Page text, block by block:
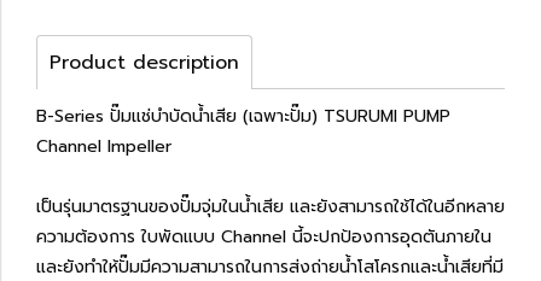
Product description
B-Series ปั๊มแช่บำบัดน้ำเสีย (เฉพาะปั๊ม) TSURUMI PUMP
Channel Impeller
เป็นรุ่นมาตรฐานของปั๊มจุ่มในน้ำเสีย และยังสามารถใช้ได้ในอีกหลาย
ความต้องการ ใบพัดแบบ Channel นี้จะปกป้องการอุดตันภายใน
และยังทำให้ปั๊มมีความสามารถในการส่งถ่ายน้ำโสโครกและน้ำเสียที่มี